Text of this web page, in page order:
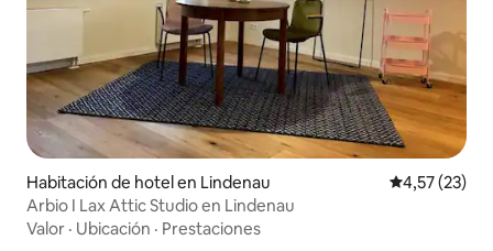
Habitación de hotel en Lindenau Calificación
4,57 (23)
Arbio I Lax Attic Studio en Lindenau
Valor · Ubicación · Prestaciones